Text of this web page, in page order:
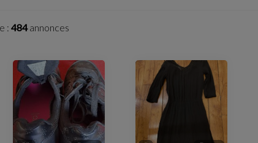
: 484annonces